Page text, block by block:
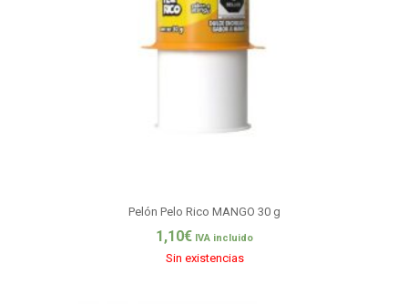
Pelón Pelo Rico MANGO 30 g
1,10€ IVA incluido
Sin existencias